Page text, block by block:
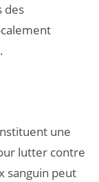
des
une
lutter contre
sanguin peut